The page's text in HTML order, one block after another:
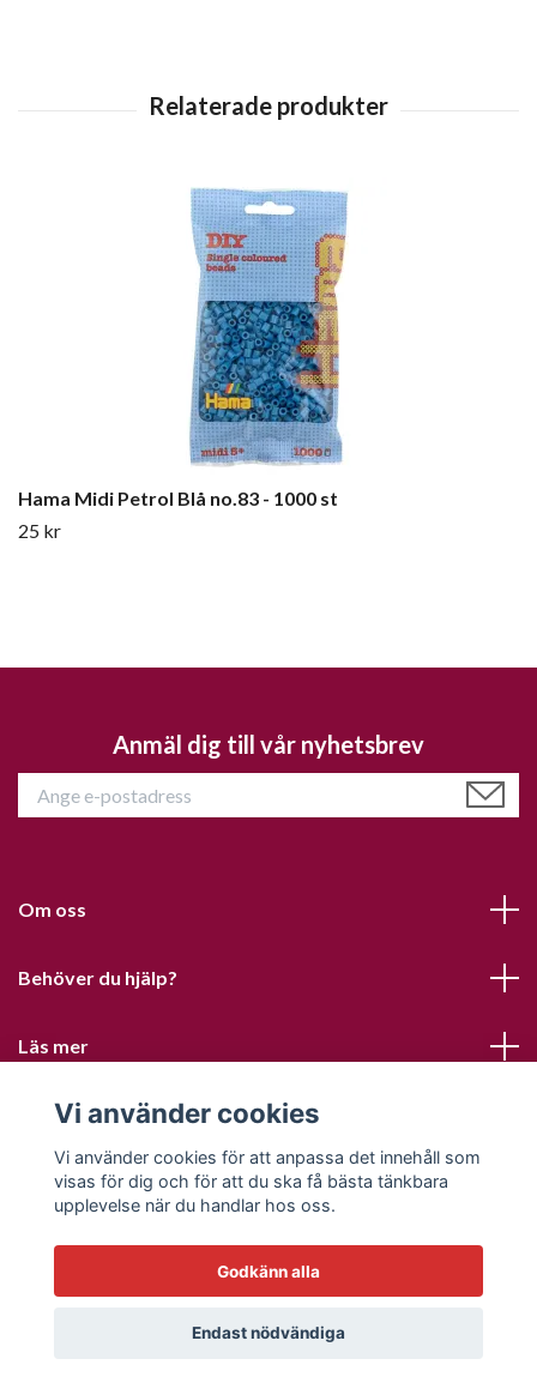
Hama Midi Petrol Blå no.83 - 1000 st
25 kr
Anmäl dig till vår nyhetsbrev
Om oss
Behöver du hjälp?
Läs mer
Sociala medier
© 2026 Sofias PysselParadis
Vi använder cookies
Vi använder cookies för att anpassa det innehåll som
visas för dig och för att du ska få bästa tänkbara
upplevelse när du handlar hos oss.
Godkänn alla
Endast nödvändiga